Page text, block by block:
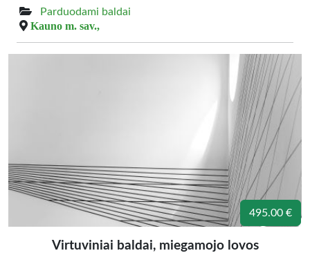
Parduodami baldai
Kauno m. sav.,
495.00 €
Virtuviniai baldai, miegamojo lovos